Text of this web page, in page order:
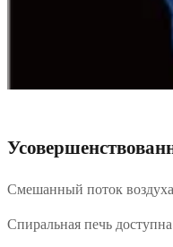
Смешанный поток
Спиральная печь